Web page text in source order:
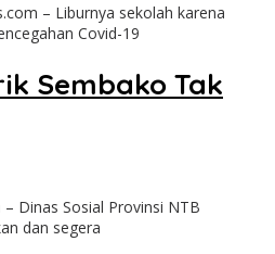
– Liburnya sekolah karena
Covid-19
Sembako Tak
Dinas Sosial Provinsi NTB
dan segera